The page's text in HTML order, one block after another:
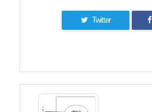
Twitter